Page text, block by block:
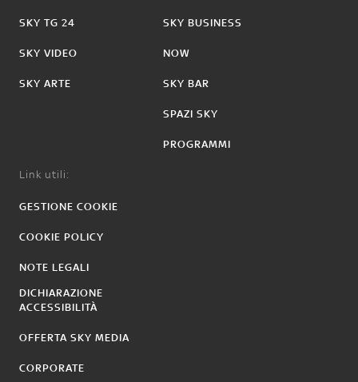
SKY TG 24
SKY VIDEO
SKY ARTE
SKY BUSINESS
NOW
SKY BAR
SPAZI SKY
PROGRAMMI
Link utili:
GESTIONE COOKIE
COOKIE POLICY
NOTE LEGALI
DICHIARAZIONE
ACCESSIBILITÀ
OFFERTA SKY MEDIA
CORPORATE